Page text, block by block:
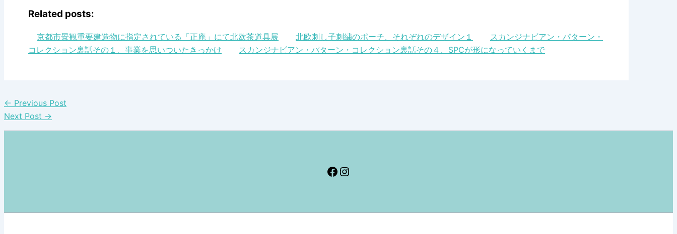
Related posts:
京都市景観重要建造物に指定されている「正庵」にて北欧茶道具展 北欧刺し子刺繍のポーチ、それぞれのデザイン１
スカンジナビアン・パターン・
コレクション裏話その１、事業を思いついたきっかけ
スカンジナビアン・パターン・コレクション裏話その４、SPCが形になっていくまで
← Previous Post
Next Post →
Facebook
Instagram